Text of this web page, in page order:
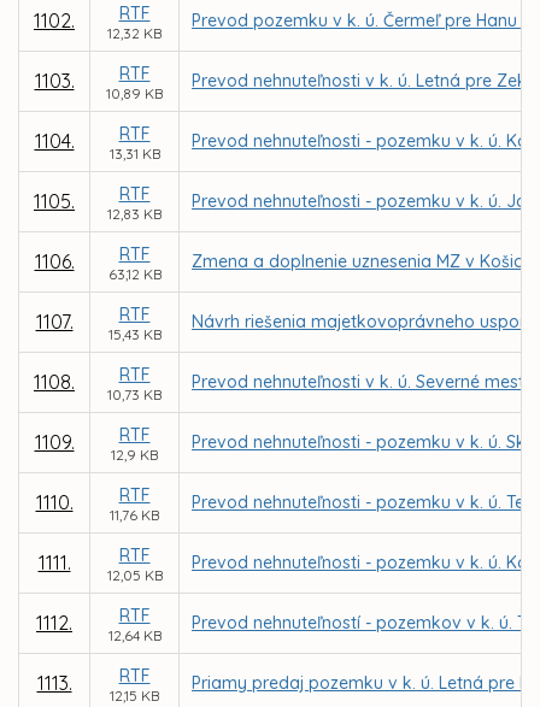
1102. RTF
12,32 KB
Prevod pozemku v k. ú. Čermeľ pre Hanu
1103. RTF
10,89 KB
Prevod nehnuteľnosti v k. ú. Letná pre
1104. RTF
13,31 KB
Prevod nehnuteľnosti - pozemku v k. ú.
1105. RTF
12,83 KB
Prevod nehnuteľnosti - pozemku v k. ú.
1106. RTF
63,12 KB
Zmena a doplnenie uznesenia MZ v
1107. RTF
15,43 KB
Návrh riešenia majetkovoprávneho
1108. RTF
10,73 KB
Prevod nehnuteľnosti v k. ú. Severné
1109. RTF
12,9 KB
Prevod nehnuteľnosti - pozemku v k. ú.
1110. RTF
11,76 KB
Prevod nehnuteľnosti - pozemku v k. ú.
1111. RTF
12,05 KB
Prevod nehnuteľnosti - pozemku v k. ú.
1112. RTF
12,64 KB
Prevod nehnuteľností - pozemkov v k. ú.
1113. RTF
12,15 KB
Priamy predaj pozemku v k. ú. Letná pre